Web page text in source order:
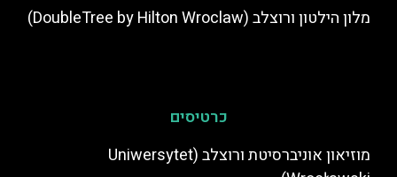
מלון הילטון ורוצלב (DoubleTree by Hilton Wroclaw)
כרטיסים
מוזיאון אוניברסיטת ורוצלב (Uniwersytet